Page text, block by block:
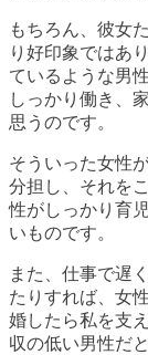
もちろん、彼女
り好印象ではあ
ているような男
しっかり働き、
思うのです。
そういった女性
分担し、それを
性がしっかり育
いものです。
また、仕事で遅
たりすれば、女
婚したら私を支
収の低い男性だ